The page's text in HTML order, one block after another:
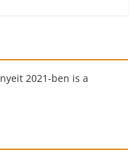
2021-ben is a